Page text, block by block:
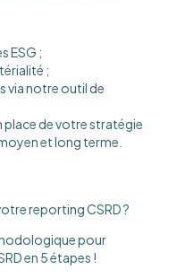
ESG ;
;
via notre outil de
place de votre stratégie
et long terme.
reporting CSRD ?
pour
en 5 étapes !